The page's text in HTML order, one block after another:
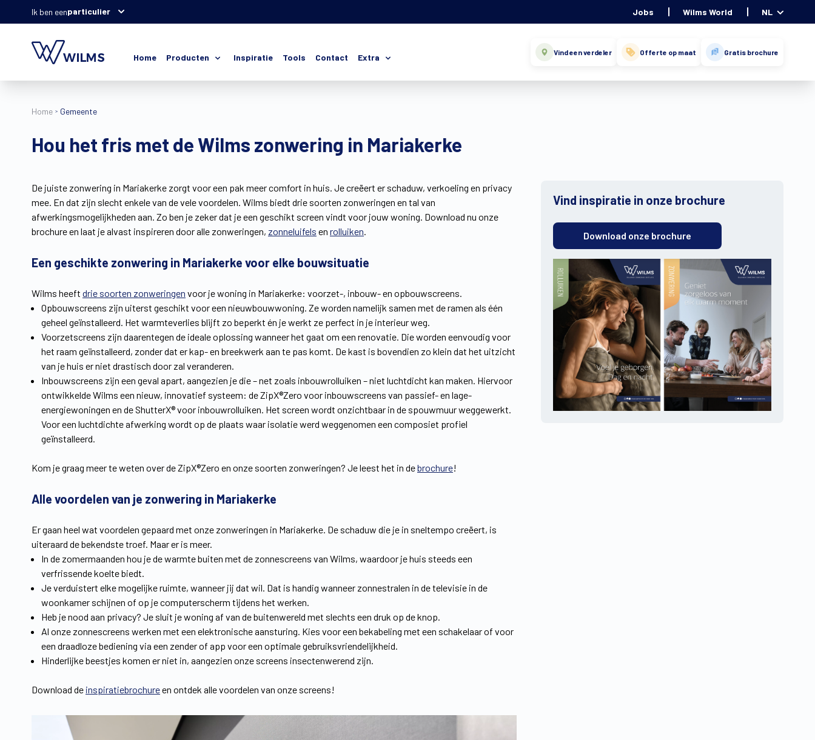
Ik ben eenparticulier Jobs Wilms World NL
Home Producten Inspiratie Tools Contact Extra Vind een verdeler Offerte op maat Gratis brochure
Home Gemeente
Hou het fris met de Wilms zonwering in Mariakerke
De juiste zonwering in Mariakerke zorgt voor een pak meer comfort in huis. Je creëert er schaduw, verkoeling en privacy
mee. En dat zijn slecht enkele van de vele voordelen. Wilms biedt drie soorten zonweringen en tal van
afwerkingsmogelijkheden aan. Zo ben je zeker dat je een geschikt screen vindt voor jouw woning. Download nu onze
brochure en laat je alvast inspireren door alle zonweringen, zonneluifels en rolluiken.
Een geschikte zonwering in Mariakerke voor elke bouwsituatie
Wilms heeft drie soorten zonweringen voor je woning in Mariakerke: voorzet-, inbouw- en opbouwscreens.
Opbouwscreens zijn uiterst geschikt voor een nieuwbouwwoning. Ze worden namelijk samen met de ramen als één
geheel geïnstalleerd. Het warmteverlies blijft zo beperkt én je werkt ze perfect in je interieur weg.
Voorzetscreens zijn daarentegen de ideale oplossing wanneer het gaat om een renovatie. Die worden eenvoudig voor
het raam geïnstalleerd, zonder dat er kap- en breekwerk aan te pas komt. De kast is bovendien zo klein dat het uitzicht
van je huis er niet drastisch door zal veranderen.
Inbouwscreens zijn een geval apart, aangezien je die – net zoals inbouwrolluiken – niet luchtdicht kan maken. Hiervoor
ontwikkelde Wilms een nieuw, innovatief systeem: de ZipX®Zero voor inbouwscreens van passief- en lage-
energiewoningen en de ShutterX® voor inbouwrolluiken. Het screen wordt onzichtbaar in de spouwmuur weggewerkt.
Voor een luchtdichte afwerking wordt op de plaats waar isolatie werd weggenomen een composiet profiel
geïnstalleerd.
Kom je graag meer te weten over de ZipX®Zero en onze soorten zonweringen? Je leest het in debrochure!
Alle voordelen van je zonwering in Mariakerke
Er gaan heel wat voordelen gepaard met onze zonweringen in Mariakerke. De schaduw die je in sneltempo creëert, is
uiteraard de bekendste troef. Maar er is meer.
In de zomermaanden hou je de warmte buiten met de zonnescreens van Wilms, waardoor je huis steeds een
verfrissende koelte biedt.
Je verduistert elke mogelijke ruimte, wanneer jij dat wil. Dat is handig wanneer zonnestralen in de televisie in de
woonkamer schijnen of op je computerscherm tijdens het werken.
Heb je nood aan privacy? Je sluit je woning af van de buitenwereld met slechts een druk op de knop.
Al onze zonnescreens werken met een elektronische aansturing. Kies voor een bekabeling met een schakelaar of voor
een draadloze bediening via een zender of app voor een optimale gebruiksvriendelijkheid.
Hinderlijke beestjes komen er niet in, aangezien onze screens insectenwerend zijn.
Download de inspiratiebrochureen ontdek alle voordelen van onze screens!
Vind inspiratie in onze brochure
Download onze brochure